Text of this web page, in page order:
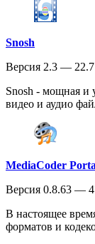
Snosh
Версия 2.3 —
Snosh - мощная и
видео и аудио
MediaCoder
Версия 0.8.63 —
В настоящее
форматов и